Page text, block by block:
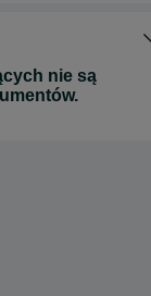
nie są